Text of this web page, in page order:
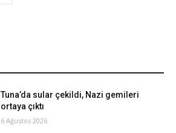
Tuna’da sular çekildi, Nazi gemileri
ortaya çıktı
6 Ağustos 2026